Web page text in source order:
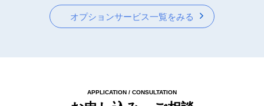
オプションサービス一覧をみる
APPLICATION / CONSULTATION